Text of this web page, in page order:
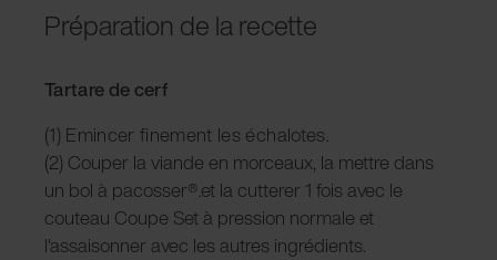
Préparation de la recette
Tartare de cerf
(1) Emincer finement les échalotes.
(2) Couper la viande en morceaux, la mettre dans
un bol à pacosser®.et la cutterer 1 fois avec le
couteau Coupe Set à pression normale et
l'assaisonner avec les autres ingrédients.